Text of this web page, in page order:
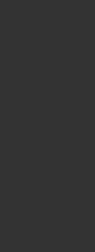
OPTIONS FOR